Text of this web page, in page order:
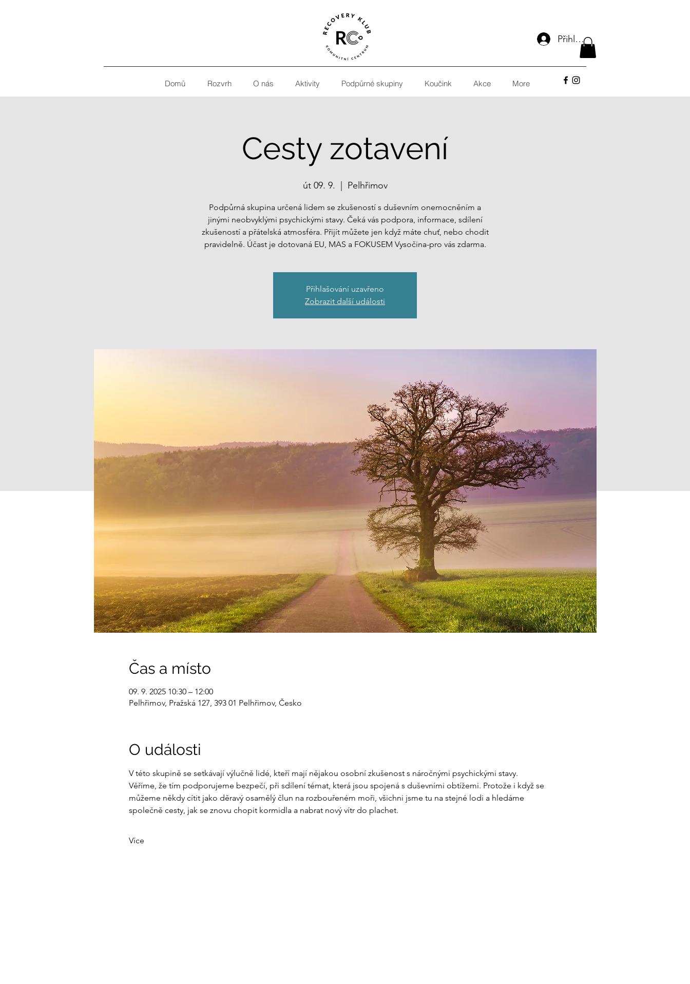
Přihlásit se
Domů Rozvrh O nás Aktivity Podpůrné skupiny Koučink Akce More
Cesty zotavení
út 09. 9.
  |
Pelhřimov
Podpůrná skupina určená lidem se zkušeností s duševním onemocněním a
jinými neobvyklými psychickými stavy. Čeká vás podpora, informace, sdílení
zkušeností a přátelská atmosféra. Přijít můžete jen když máte chuť, nebo chodit
pravidelně. Účast je dotovaná EU, MAS a FOKUSEM Vysočina-pro vás zdarma.
Přihlašování uzavřeno
Zobrazit další události
Čas a místo
09. 9. 2025 10:30 – 12:00
Pelhřimov, Pražská 127, 393 01 Pelhřimov, Česko
O události
V této skupině se setkávají výlučně lidé, kteří mají nějakou osobní zkušenost s náročnými psychickými stavy.
Věříme, že tím podporujeme bezpečí, při sdílení témat, která jsou spojená s duševními obtížemi. Protože i když se
můžeme někdy cítit jako děravý osamělý člun na rozbouřeném moři, všichni jsme tu na stejné lodi a hledáme
společně cesty, jak se znovu chopit kormidla a nabrat nový vítr do plachet.
Více